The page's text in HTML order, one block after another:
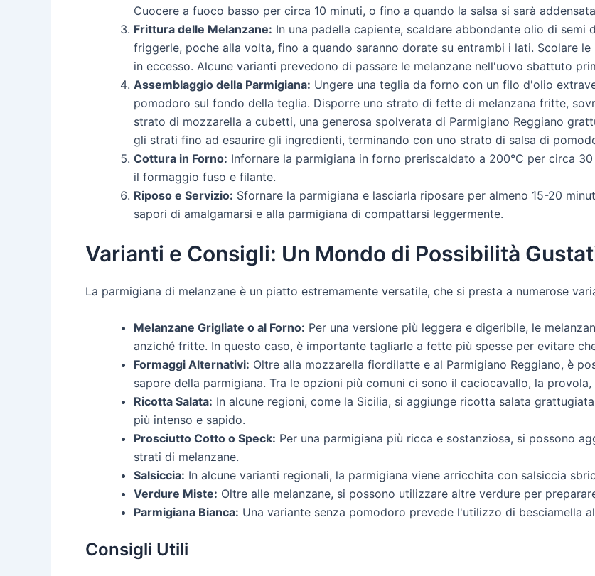
Cuocere a fuoco basso per circa 10 minuti, o fino a quando la salsa si sarà
Frittura delle Melanzane: In una padella capiente, scaldare abbondante olio di semi
friggerle, poche alla volta, fino a quando saranno dorate su entrambi i lati. Scolare
in eccesso. Alcune varianti prevedono di passare le melanzane nell'uovo sbattuto
Assemblaggio della Parmigiana: Ungere una teglia da forno con un filo d'olio
pomodoro sul fondo della teglia. Disporre uno strato di fette di melanzana fritte,
strato di mozzarella a cubetti, una generosa spolverata di Parmigiano Reggiano
gli strati fino ad esaurire gli ingredienti, terminando con uno strato di salsa di
Cottura in Forno: Infornare la parmigiana in forno preriscaldato a 200°C per circa
il formaggio fuso e filante.
Riposo e Servizio: Sfornare la parmigiana e lasciarla riposare per almeno 15-20
sapori di amalgamarsi e alla parmigiana di compattarsi leggermente.
Varianti e Consigli: Un Mondo di Possibilità
La parmigiana di melanzane è un piatto estremamente versatile, che si presta a numerose
Melanzane Grigliate o al Forno: Per una versione più leggera e digeribile, le
anziché fritte. In questo caso, è importante tagliarle a fette più spesse per evitare
Formaggi Alternativi: Oltre alla mozzarella fiordilatte e al Parmigiano Reggiano, è
sapore della parmigiana. Tra le opzioni più comuni ci sono il caciocavallo, la
Ricotta Salata: In alcune regioni, come la Sicilia, si aggiunge ricotta salata
più intenso e sapido.
Prosciutto Cotto o Speck: Per una parmigiana più ricca e sostanziosa, si possono
strati di melanzane.
Salsiccia: In alcune varianti regionali, la parmigiana viene arricchita con salsiccia
Verdure Miste: Oltre alle melanzane, si possono utilizzare altre verdure per
Parmigiana Bianca: Una variante senza pomodoro prevede l'utilizzo di besciamella
Consigli Utili